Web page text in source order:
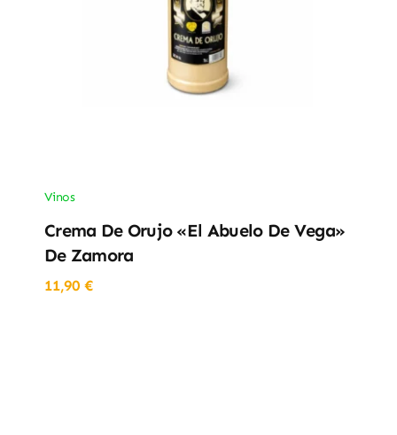
Vinos
Crema De Orujo «El Abuelo De Vega»
De Zamora
11,90 €